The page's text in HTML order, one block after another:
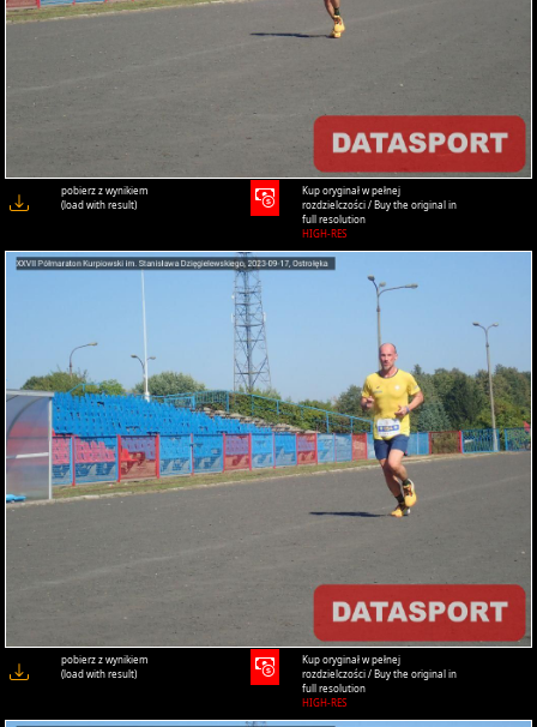
pobierz z wynikiem
(load with result)
Kup oryginał w pełnej
rozdzielczości / Buy the original in
full resolution
HIGH-RES
pobierz z wynikiem
(load with result)
Kup oryginał w pełnej
rozdzielczości / Buy the original in
full resolution
HIGH-RES